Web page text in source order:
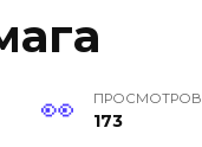
ПРОСМОТРОВ
173